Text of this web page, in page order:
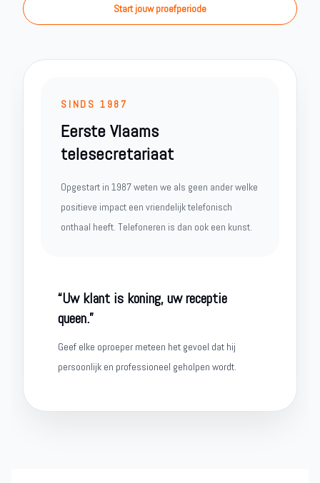
Start jouw proefperiode
SINDS 1987
Eerste Vlaams
telesecretariaat
Opgestart in 1987 weten we als geen ander welke
positieve impact een vriendelijk telefonisch
onthaal heeft. Telefoneren is dan ook een kunst.
“Uw klant is koning, uw receptie
queen.”
Geef elke oproeper meteen het gevoel dat hij
persoonlijk en professioneel geholpen wordt.